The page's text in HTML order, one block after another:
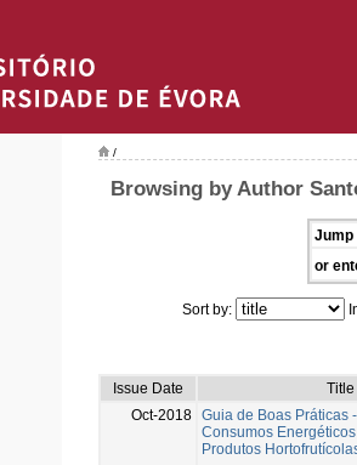
/
Browsing by Author
Jump
or
Sort by:
Issue Date
Title
Oct-2018 Guia de Boas Práticas
Consumos
Produtos